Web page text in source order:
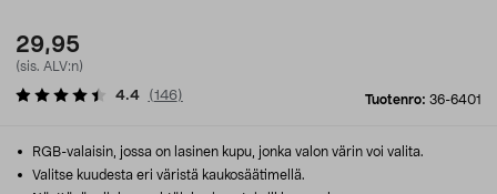
29,95
(sis. ALV:n)
Tuotenro: 36-6401
4.4 (146)
RGB-valaisin, jossa on lasinen kupu, jonka valon värin voi valita.
Valitse kuudesta eri väristä kaukosäätimellä.